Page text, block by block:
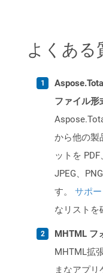
よくある
ファイル形
から他の製
ットを PDF
JPEG、
す。 サポ
なリストを
MHTML フ
MHTML拡
まなアプ